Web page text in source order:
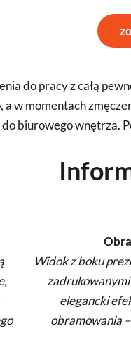
do pracy z całą
w momentach
biurowego wnętrza.
Widok z boku
elegancki
obramowania